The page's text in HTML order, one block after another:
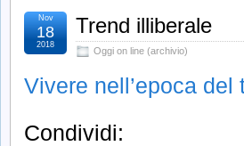
Trend illiberale
Oggi on line (archivio)
Nov
18
2018
Vivere nell’epoca
Condividi: